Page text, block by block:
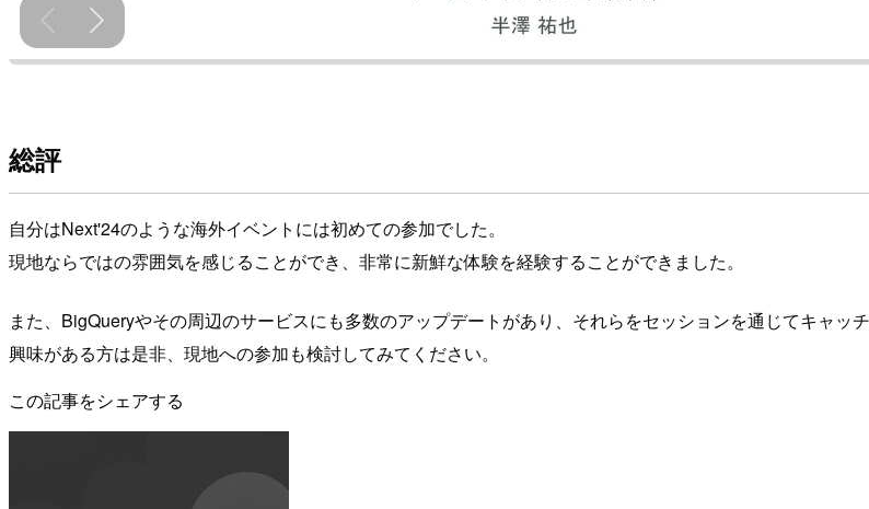
総評
自分はNext'24のような海外イベントには初めての参加でした。
現地ならではの雰囲気を感じることができ、非常に新鮮な体験を経験することができました。
また、BigQueryやその周辺のサービスにも多数のアップデートがあり、それらをセッションを通じてキャッ
興味がある方は是非、現地への参加も検討してみてください。
この記事をシェアする